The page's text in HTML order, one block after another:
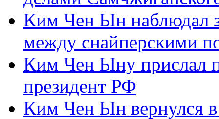
Ким Чен Ын наблюдал
между снайперскими
Ким Чен Ыну прислал
президент РФ
Ким Чен Ын вернулся